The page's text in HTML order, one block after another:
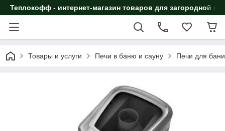
Теплокофф - интернет-магазин товаров для загородной
Товары и услуги Печи в баню и сауну Печи для